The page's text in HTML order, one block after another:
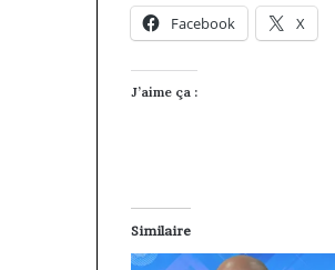
Facebook X
J’aime ça :
Similaire